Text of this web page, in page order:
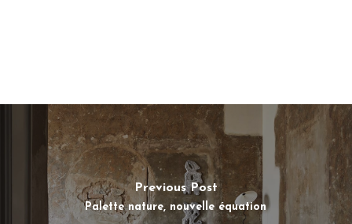
Previous Post
Palette nature, nouvelle équation